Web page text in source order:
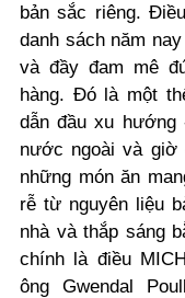
bản sắc riêng.
danh sách năm
và đầy đam mê
hàng. Đó là một
dẫn đầu xu
nước ngoài và giờ
những món ăn
rễ từ nguyên liệu
nhà và thắp sáng
chính là điều
ông Gwendal